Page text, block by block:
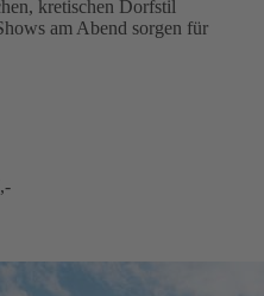
kretischen Dorfstil
am Abend sorgen für